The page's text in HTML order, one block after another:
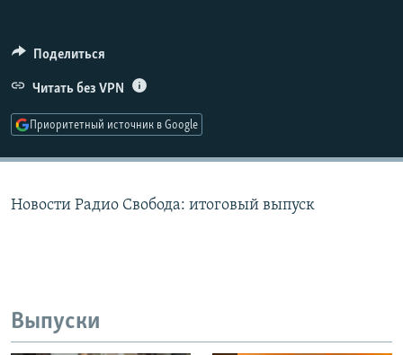
ПОДПИШИТЕСЬ НА РАССЫЛКУ
СОЦИАЛЬНЫЕ СЕТИ
Поделиться
Читать без VPN
Приоритетный источник в Google
Новости Радио Свобода: итоговый выпуск
Выпуски